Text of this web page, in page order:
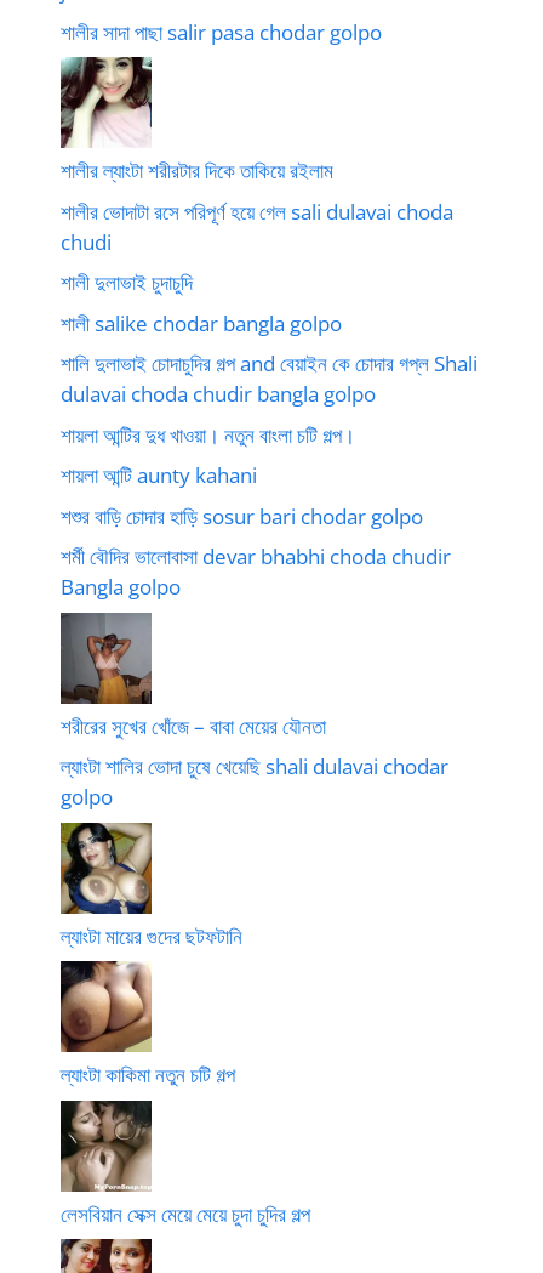
শালীর সাদা পাছা salir pasa chodar golpo
শালীর ল্যাংটা শরীরটার দিকে তাকিয়ে রইলাম
শালীর ভোদাটা রসে পরিপূর্ণ হয়ে গেল sali dulavai choda
chudi
শালী দুলাভাই চুদাচুদি
শালী salike chodar bangla golpo
শালি দুলাভাই চোদাচুদির গল্প and বেয়াইন কে চোদার গপ্ল Shali
dulavai choda chudir bangla golpo
শায়লা আন্টির দুধ খাওয়া। নতুন বাংলা চটি গল্প।
শায়লা আন্টি aunty kahani
শশুর বাড়ি চোদার হাড়ি sosur bari chodar golpo
শর্মী বৌদির ভালোবাসা devar bhabhi choda chudir
Bangla golpo
শরীরের সুখের খোঁজে – বাবা মেয়ের যৌনতা
ল্যাংটা শালির ভোদা চুষে খেয়েছি shali dulavai chodar
golpo
ল্যাংটা মায়ের গুদের ছটফটানি
ল্যাংটা কাকিমা নতুন চটি গল্প
লেসবিয়ান সেক্স মেয়ে মেয়ে চুদা চুদির গল্প